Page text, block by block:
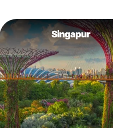
Singapur